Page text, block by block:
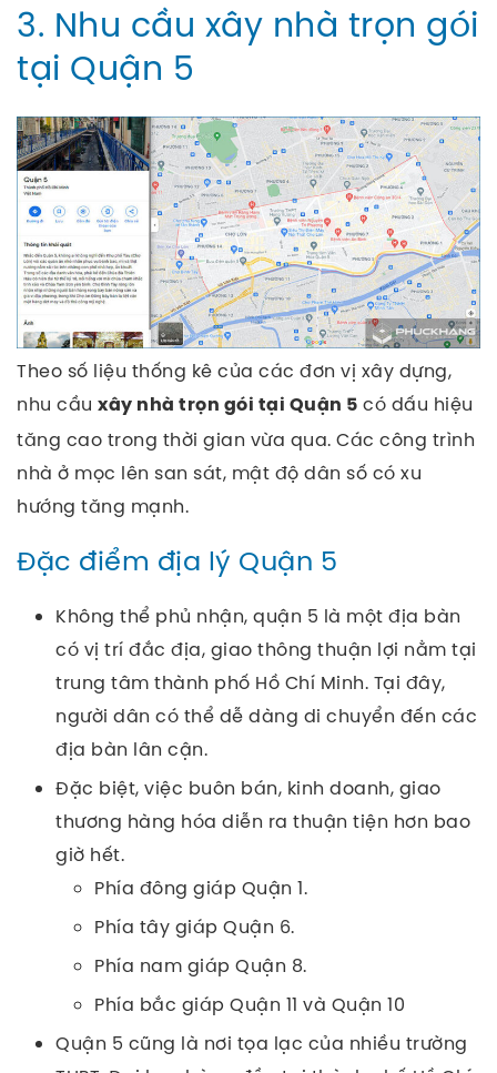
3. Nhu cầu xây nhà trọn gói
tại Quận 5
Theo số liệu thống kê của các đơn vị xây dựng,
nhu cầu xây nhà trọn gói tại Quận 5 có dấu hiệu
tăng cao trong thời gian vừa qua. Các công trình
nhà ở mọc lên san sát, mật độ dân số có xu
hướng tăng mạnh.
Đặc điểm địa lý Quận 5
Không thể phủ nhận, quận 5 là một địa bàn
có vị trí đắc địa, giao thông thuận lợi nằm tại
trung tâm thành phố Hồ Chí Minh. Tại đây,
người dân có thể dễ dàng di chuyển đến các
địa bàn lân cận.
Đặc biệt, việc buôn bán, kinh doanh, giao
thương hàng hóa diễn ra thuận tiện hơn bao
giờ hết.
Phía đông giáp Quận 1.
Phía tây giáp Quận 6.
Phía nam giáp Quận 8.
Phía bắc giáp Quận 11 và Quận 10
Quận 5 cũng là nơi tọa lạc của nhiều trường